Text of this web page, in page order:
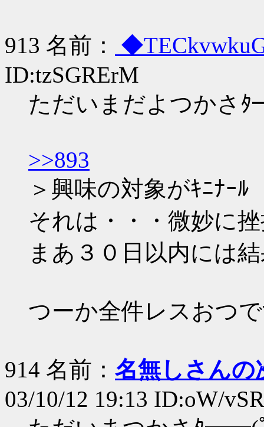
913 名前：
ID:tzSGRErM
ただいまだよつか
>>893
＞興味の対象がｷﾆﾅｰﾙ
それは・・・微妙に
まあ３０日以内には
つーか全件レスおつ
914 名前： 名無しさんの
03/10/12 19:13 ID:oW/